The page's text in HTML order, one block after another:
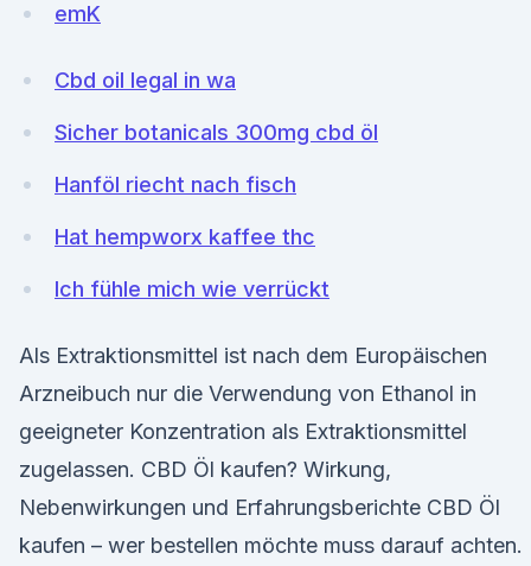
emK
Cbd oil legal in wa
Sicher botanicals 300mg cbd öl
Hanföl riecht nach fisch
Hat hempworx kaffee thc
Ich fühle mich wie verrückt
Als Extraktionsmittel ist nach dem Europäischen
Arzneibuch nur die Verwendung von Ethanol in
geeigneter Konzentration als Extraktionsmittel
zugelassen. CBD Öl kaufen? Wirkung,
Nebenwirkungen und Erfahrungsberichte CBD Öl
kaufen – wer bestellen möchte muss darauf achten.